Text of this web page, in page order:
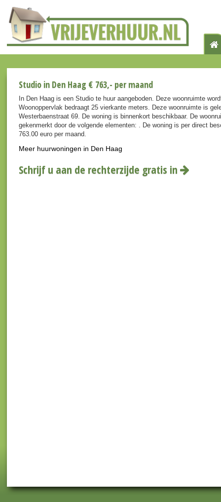
Studio in Den Haag € 763,- per maand
In Den Haag is een Studio te huur aangeboden. Deze woonruimte
Woonoppervlak bedraagt 25 vierkante meters. Deze woonruimte is
Westerbaenstraat 69. De woning is binnenkort beschikbaar. De
gekenmerkt door de volgende elementen: . De woning is per direct
763.00 euro per maand.
Meer huurwoningen in Den Haag
Schrijf u aan de rechterzijde gratis in